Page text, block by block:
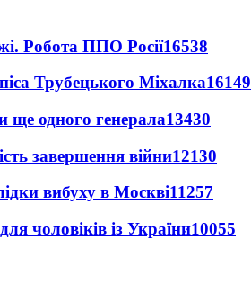
Робота ППО Росії16538
Трубецького Міхалка16149
ще одного генерала13430
завершення війни12130
вибуху в Москві11257
чоловіків із України10055